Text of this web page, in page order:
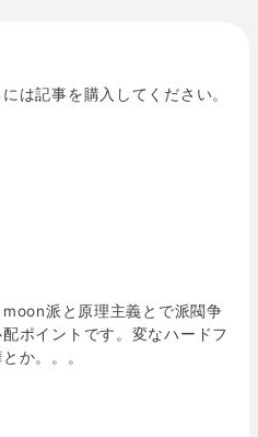
は記事を購入してください。
派と原理主義とで派閥争
ポイントです。変なハードフ
か。。。